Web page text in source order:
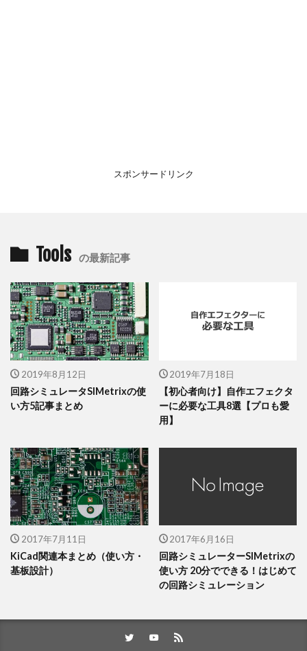
スポンサードリンク
Tools の最新記事
2019年8月12日
回路シミュレータSIMetrixの使
い方5記事まとめ
2019年7月18日
【初心者向け】自作エフェクタ
ーに必要な工具8選【プロも愛
用】
2017年7月11日
KiCad関連本まとめ（使い方・
基板設計）
2017年6月16日
回路シミュレーターSIMetrixの
使い方 20分でできる！はじめて
の回路シミュレーション